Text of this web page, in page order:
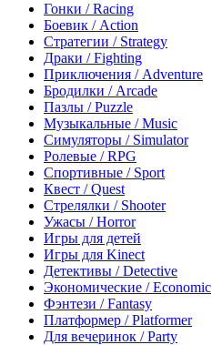
Гонки / Racing
Боевик / Action
Стратегии / Strategy
Драки / Fighting
Приключения / Adventure
Бродилки / Arcade
Пазлы / Puzzle
Музыкальные / Music
Симуляторы / Simulator
Ролевые / RPG
Спортивные / Sport
Квест / Quest
Стрелялки / Shooter
Ужасы / Horror
Игры для детей
Игры для Kinect
Детективы / Detective
Экономические / Economic
Фэнтези / Fantasy
Платформер / Platformer
Для вечеринок / Party